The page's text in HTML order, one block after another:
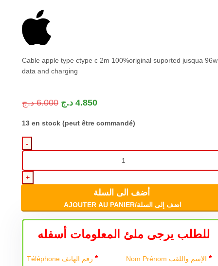
Cable apple type ctype c 2m 100%original suported jusqua 96w
data and charging
6.000 د.ج 4.850 د.ج
13 en stock (peut être commandé)
أضف الى السلة
AJOUTER AU PANIER/اضف إلى السلة
للطلب يرجى ملئ المعلومات أسفله
* *